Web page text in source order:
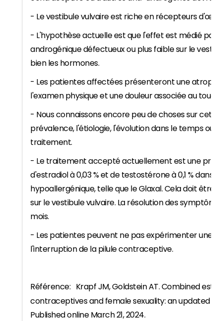
- Le vestibule vulvaire est riche en récepteurs
- L'hypothèse actuelle est que l'effet est médié par
androgénique défectueux ou plus faible sur le
bien les hormones.
- Les patientes affectées présenteront une
l'examen physique et une douleur associée au
- Nous connaissons encore peu de choses sur
prévalence, l'étiologie, l'évolution dans le temps ou
traitement.
- Le traitement accepté actuellement est une
d'estradiol à 0,03 % et de testostérone à 0,1 % dans
hypoallergénique, telle que le Glaxal. Cela doit être
sur le vestibule vulvaire. La résolution des
mois.
- Les patientes peuvent ne pas expérimenter une
l'interruption de la pilule contraceptive.
Référence: Krapf JM, Goldstein AT. Combined
contraceptives and female sexuality: an updated
Published online March 21, 2024.